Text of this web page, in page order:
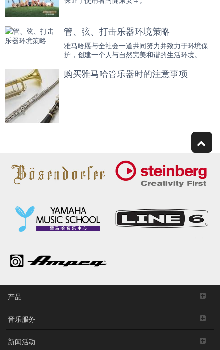
管、弦、打击乐器环境策略
雅马哈愿与全社会一道共同努力并致力于环境保
护，创建一个人与自然完美和谐的生活环境。
购买雅马哈管乐器时的注意事项
产品
音乐服务
新闻活动